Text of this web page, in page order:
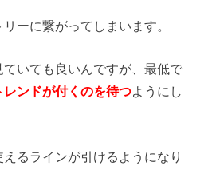
ーに繋がってしまいます。
いても良いんですが、最低で
レンドが付くのを待つようにし
るラインが引けるようになり